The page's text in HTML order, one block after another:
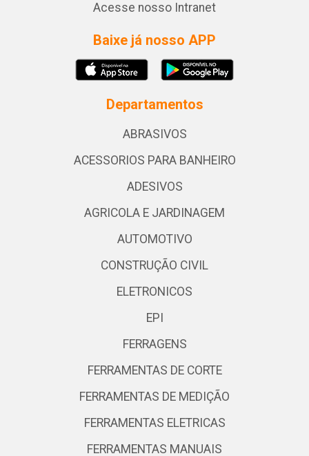
Acesse nosso Intranet
Baixe já nosso APP
Departamentos
ABRASIVOS
ACESSORIOS PARA BANHEIRO
ADESIVOS
AGRICOLA E JARDINAGEM
AUTOMOTIVO
CONSTRUÇÃO CIVIL
ELETRONICOS
EPI
FERRAGENS
FERRAMENTAS DE CORTE
FERRAMENTAS DE MEDIÇÃO
FERRAMENTAS ELETRICAS
FERRAMENTAS MANUAIS